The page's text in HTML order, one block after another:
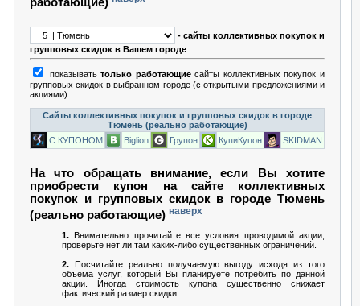
- сайты коллективных покупок и
групповых скидок в Вашем городе
показыватьтолько работающиесайты коллективных покупок и
групповых скидок в выбранном городе (с открытыми предложениями и
акциями)
Сайты коллективных покупок и групповых скидок в городе
Тюмень (реально работающие)
С КУПОНОМ
Biglion Групон КупиКупон SKIDMAN
На что обращать внимание, если Вы хотите
приобрести купон на сайте коллективных
покупок и групповых скидок в городе Тюмень
(реально работающие) наверх
1. Внимательно прочитайте все условия проводимой акции,
проверьте нет ли там каких-либо существенных ограничений.
2. Посчитайте реально получаемую выгоду исходя из того
объема услуг, который Вы планируете потребить по данной
акции. Иногда стоимость купона существенно снижает
фактический размер скидки.